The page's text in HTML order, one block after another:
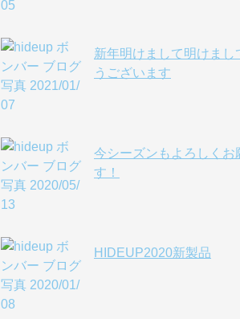
新年明けまして明けまし
うございます
今シーズンもよろしくお
す！
HIDEUP2020新製品